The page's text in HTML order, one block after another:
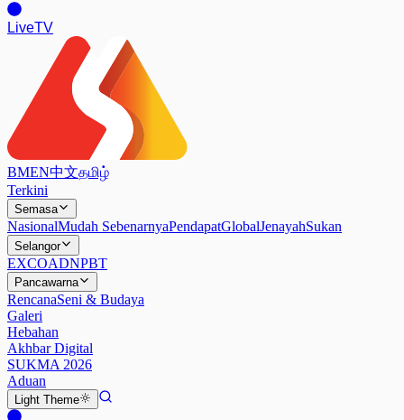
LiveTV
BMEN中文தமிழ்
Terkini
Semasa
NasionalMudah SebenarnyaPendapatGlobalJenayahSukan
Selangor
EXCOADNPBT
Pancawarna
RencanaSeni & Budaya
Galeri
Hebahan
Akhbar Digital
SUKMA 2026
Aduan
Light Theme